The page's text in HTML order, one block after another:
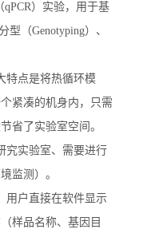
）实验，用于基
型（Genotyping）、
特点是将热循环模
紧凑的机身内，只需
省了实验室空间。
究实验室、需要进行
监测）。
用户直接在软件显示
样品名称、基因目